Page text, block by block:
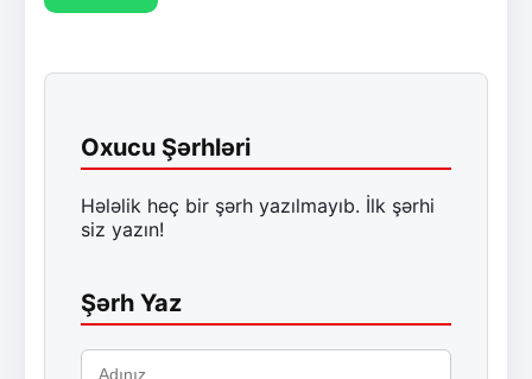
Oxucu Şərhləri
Hələlik heç bir şərh yazılmayıb. İlk şərhi
siz yazın!
Şərh Yaz